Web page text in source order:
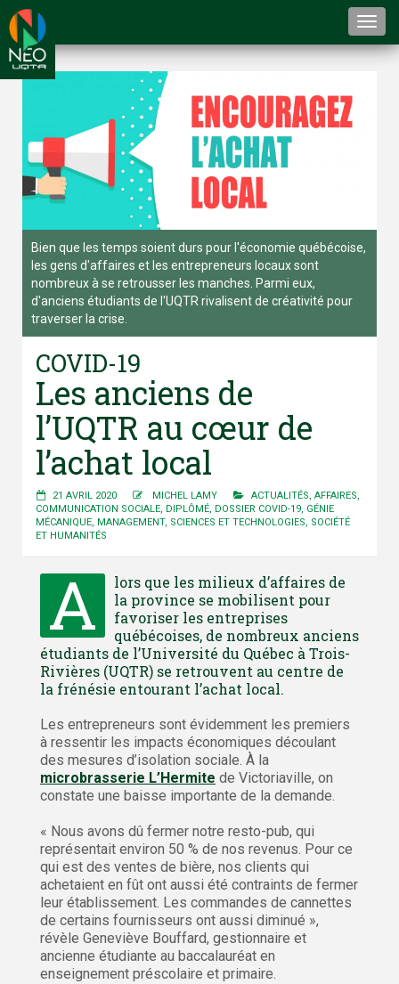
Bien que les temps soient durs pour l'économie québécoise,
les gens d'affaires et les entrepreneurs locaux sont
nombreux à se retrousser les manches. Parmi eux,
d'anciens étudiants de l'UQTR rivalisent de créativité pour
traverser la crise.
COVID-19
Les anciens de
l’UQTR au cœur de
l’achat local
21 AVRIL 2020 MICHEL LAMY ACTUALITÉS, AFFAIRES,
COMMUNICATION SOCIALE, DIPLÔMÉ, DOSSIER COVID-19, GÉNIE
MÉCANIQUE, MANAGEMENT, SCIENCES ET TECHNOLOGIES, SOCIÉTÉ
ET HUMANITÉS
A
lors que les milieux d’affaires de
la province se mobilisent pour
favoriser les entreprises
québécoises, de nombreux anciens
étudiants de l’Université du Québec à Trois-
Rivières (UQTR) se retrouvent au centre de
la frénésie entourant l’achat local.
Les entrepreneurs sont évidemment les premiers
à ressentir les impacts économiques découlant
des mesures d’isolation sociale. À la
microbrasserie L’Hermite de Victoriaville, on
constate une baisse importante de la demande.
« Nous avons dû fermer notre resto-pub, qui
représentait environ 50 % de nos revenus. Pour ce
qui est des ventes de bière, nos clients qui
achetaient en fût ont aussi été contraints de fermer
leur établissement. Les commandes de cannettes
de certains fournisseurs ont aussi diminué »,
révèle Geneviève Bouffard, gestionnaire et
ancienne étudiante au baccalauréat en
enseignement préscolaire et primaire.